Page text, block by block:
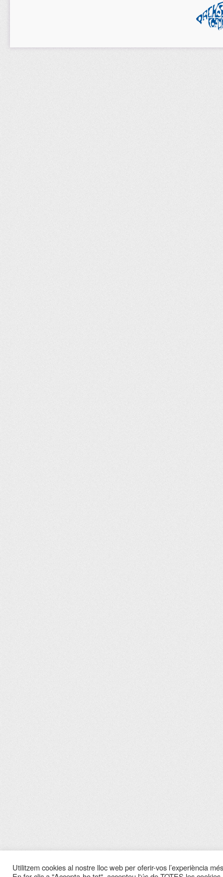
Utilitzem cookies al nostre lloc web per oferir-vos l’experiència